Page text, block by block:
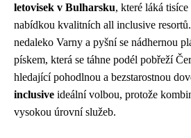
letovisek v Bulharsku, které láká
nabídkou kvalitních all inclusive
nedaleko Varny a pyšní se nádhernou
pískem, která se táhne podél pobřeží
hledající pohodlnou a bezstarostnou
inclusive ideální volbou, protože
vysokou úrovní služeb.